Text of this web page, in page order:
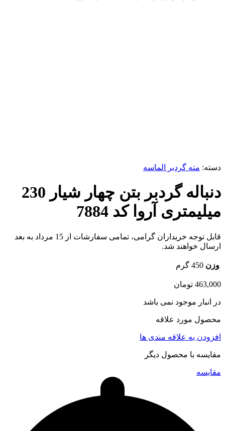
دسته: مته گردبر الماسه
دنباله گردبر بتن چهار شیار 230
میلیمتری آروا کد 7884
قابل توجه خریداران گرامی، تمامی سفارشات از 15 مرداد به بعد
ارسال خواهند شد.
وزن 450 گرم
463,000 تومان
در انبار موجود نمی باشد
محصول مورد علاقه
افزودن به علاقه مندی ها
مقایسه با محصول دیگر
مقایسه